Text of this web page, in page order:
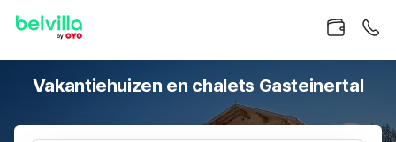
Vakantiehuizen en chalets Gasteinertal